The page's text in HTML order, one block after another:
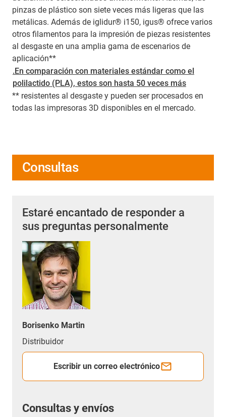
pinzas de plástico son siete veces más ligeras que las
metálicas. Además de iglidur® i150, igus® ofrece varios
otros filamentos para la impresión de piezas resistentes
al desgaste en una amplia gama de escenarios de
aplicación**
.En comparación con materiales estándar como el
polilactido (PLA), estos son hasta 50 veces más
** resistentes al desgaste y pueden ser procesados en
todas las impresoras 3D disponibles en el mercado.
Consultas
Estaré encantado de responder a
sus preguntas personalmente
Borisenko Martin
Distribuidor
Escribir un correo electrónico
Consultas y envíos